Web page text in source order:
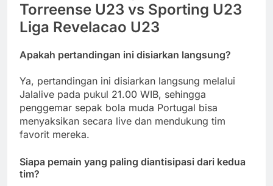
Torreense U23 vs Sporting U23
Liga Revelacao U23
Apakah pertandingan ini disiarkan langsung?
Ya, pertandingan ini disiarkan langsung melalui
Jalalive pada pukul 21.00 WIB, sehingga
penggemar sepak bola muda Portugal bisa
menyaksikan secara live dan mendukung tim
favorit mereka.
Siapa pemain yang paling diantisipasi dari kedua
tim?